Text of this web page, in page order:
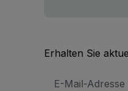
Erhalten Sie
Mail-